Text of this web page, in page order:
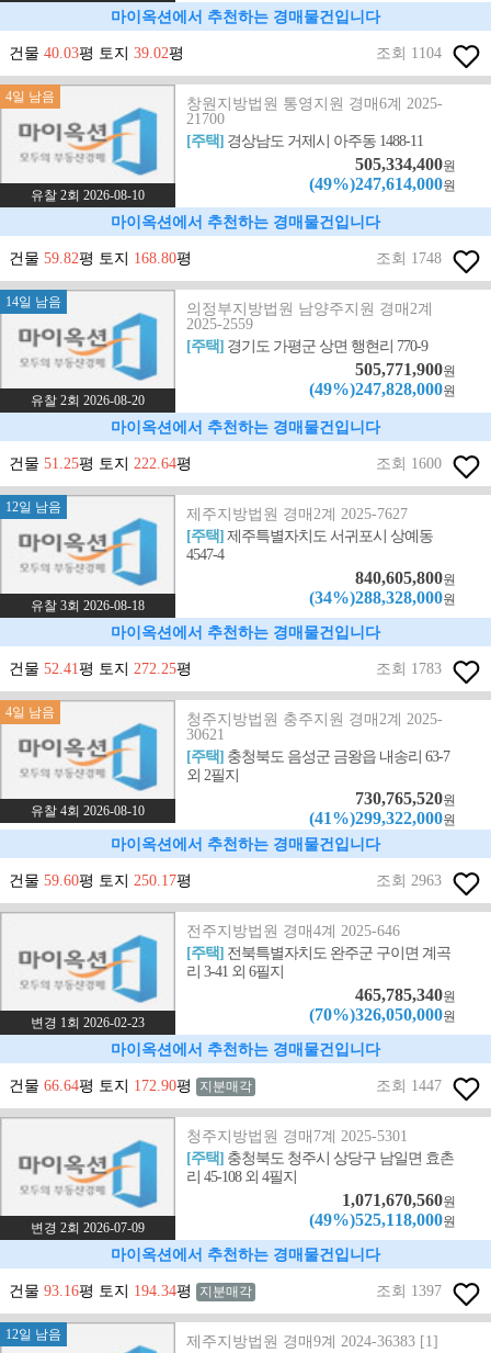
마이옥션에서 추천하는 경매물건입니다
건물 40.03평 토지 39.02평 조회 1104
4일 남음
유찰 2회 2026-08-10
창원지방법원 통영지원 경매6계 2025-
21700
[주택] 경상남도 거제시 아주동 1488-11
505,334,400원
(49%)247,614,000원
마이옥션에서 추천하는 경매물건입니다
건물 59.82평 토지 168.80평 조회 1748
14일 남음
유찰 2회 2026-08-20
의정부지방법원 남양주지원 경매2계
2025-2559
[주택] 경기도 가평군 상면 행현리 770-9
505,771,900원
(49%)247,828,000원
마이옥션에서 추천하는 경매물건입니다
건물 51.25평 토지 222.64평 조회 1600
12일 남음
유찰 3회 2026-08-18
제주지방법원 경매2계 2025-7627
[주택]제주특별자치도 서귀포시 상예동
4547-4
840,605,800원
(34%)288,328,000원
마이옥션에서 추천하는 경매물건입니다
건물 52.41평 토지 272.25평 조회 1783
4일 남음
유찰 4회 2026-08-10
청주지방법원 충주지원 경매2계 2025-
30621
[주택] 충청북도 음성군 금왕읍 내송리 63-7
외 2필지
730,765,520원
(41%)299,322,000원
마이옥션에서 추천하는 경매물건입니다
건물 59.60평 토지 250.17평 조회 2963
변경 1회 2026-02-23
전주지방법원 경매4계 2025-646
[주택] 전북특별자치도 완주군 구이면 계곡
리 3-41 외 6필지
465,785,340원
(70%)326,050,000원
마이옥션에서 추천하는 경매물건입니다
건물 66.64평 토지 172.90평 지분매각 조회 1447
변경 2회 2026-07-09
청주지방법원 경매7계 2025-5301
[주택] 충청북도 청주시 상당구 남일면 효촌
리 45-108 외 4필지
1,071,670,560원
(49%)525,118,000원
마이옥션에서 추천하는 경매물건입니다
건물 93.16평 토지 194.34평 지분매각 조회 1397
12일 남음
제주지방법원 경매9계 2024-36383 [1]